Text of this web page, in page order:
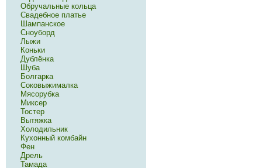
Обручальные кольца
Свадебное платье
Шампанское
Сноуборд
Лыжи
Коньки
Дублёнка
Шуба
Болгарка
Соковыжималка
Мясорубка
Миксер
Тостер
Вытяжка
Холодильник
Кухонный комбайн
Фен
Дрель
Тамада